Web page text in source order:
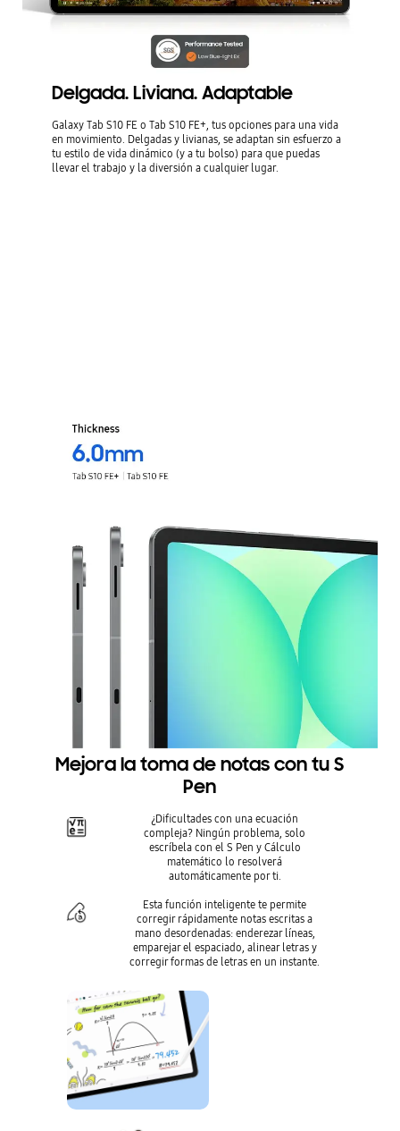
Delgada. Liviana. Adaptable
Galaxy Tab S10 FE o Tab S10 FE+, tus opciones para una vida
en movimiento. Delgadas y livianas, se adaptan sin esfuerzo a
tu estilo de vida dinámico (y a tu bolso) para que puedas
llevar el trabajo y la diversión a cualquier lugar.
Mejora la toma de notas con tu S
Pen
¿Dificultades con una ecuación
compleja? Ningún problema, solo
escríbela con el S Pen y Cálculo
matemático lo resolverá
automáticamente por ti.
Esta función inteligente te permite
corregir rápidamente notas escritas a
mano desordenadas: enderezar líneas,
emparejar el espaciado, alinear letras y
corregir formas de letras en un instante.